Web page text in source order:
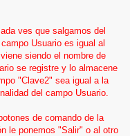
ves que salgamos del
Usuario es igual al
siendo el nombre de
se registre y lo almacene
"Clave2" sea igual a la
del campo Usuario.
de comando de la
le ponemos "Salir" o al otro